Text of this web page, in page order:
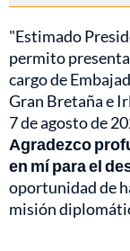
"Estimado
permito
cargo de
Gran Bretaña e
7 de agosto de
Agradezco
en mí para el
oportunidad de
misión